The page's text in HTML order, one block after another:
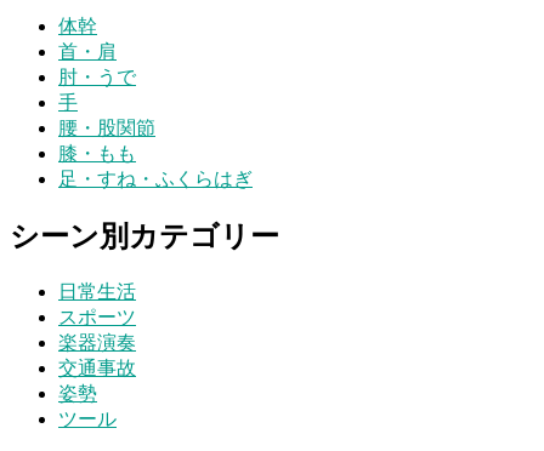
体幹
首・肩
肘・うで
手
腰・股関節
膝・もも
足・すね・ふくらはぎ
シーン別カテゴリー
日常生活
スポーツ
楽器演奏
交通事故
姿勢
ツール